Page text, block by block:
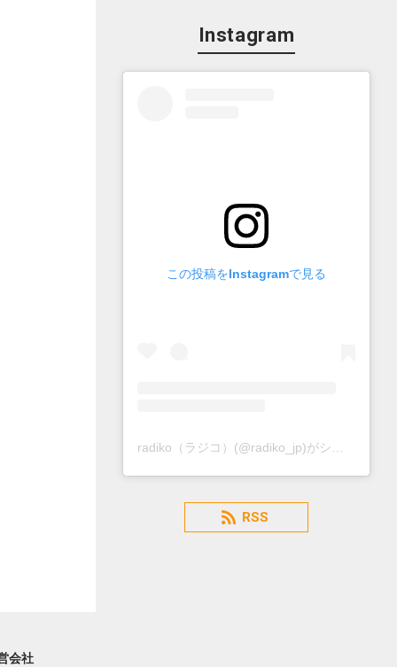
Instagram
この投稿をInstagramで見る
radiko（ラジコ）(@radiko_jp)がシェアした投稿
RSS
会社